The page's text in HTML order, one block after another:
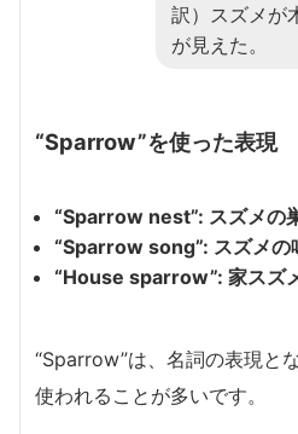
訳）スズメが
が見えた。
“Sparrow”を使った表現
“Sparrow nest”: スズメの
“Sparrow song”: スズメの
“House sparrow”: 家スズ
“Sparrow”は、名詞の表現と
使われることが多いです。